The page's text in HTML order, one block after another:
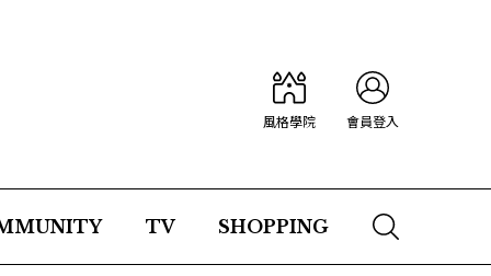
風格學院 會員登入
TV SHOPPING